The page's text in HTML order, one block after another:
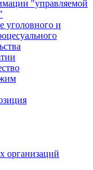
"управляемой
уголовного и
организаций